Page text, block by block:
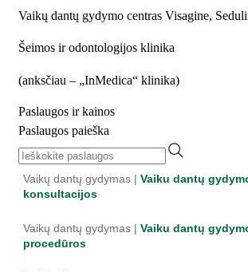
Vaikų dantų gydymo centras Visagine,
Šeimos ir odontologijos klinika
(anksčiau – „InMedica“ klinika)
Paslaugos ir kainos
Paslaugos paieška
Vaikų dantų gydymas | Vaiku dantų
konsultacijos
Vaikų dantų gydymas | Vaiku dantų
procedūros